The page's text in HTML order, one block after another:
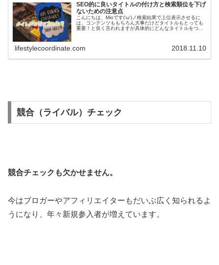
SEO的に良いタイトルの付け方と検索順位を下げ
ないための注意点
こんにちは、Mioです('ω')ノ検索結果で上位表示させるに
は、コンテンツももちろん大事だけどタイトルもとっても
重要！と良く言われますが具体的にどんなタイトルをつけ
lifestylecoordinate.com 2018.11.10
競合（ライバル）チェック
競合チェックも欠かせません。
今はブロガーやアフィリエイターもだいぶ広く知られるよ
うになり、年々新規参入者が増えています。